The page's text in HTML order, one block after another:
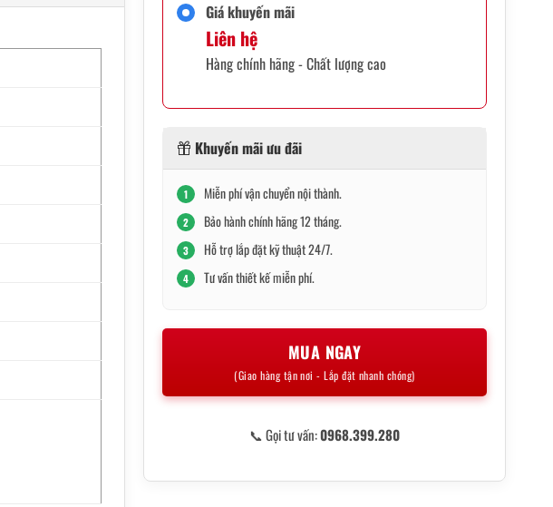
Giá khuyến mãi
Liên hệ
Hàng chính hãng - Chất lượng cao
Khuyến mãi ưu đãi
1 Miễn phí vận chuyển nội thành.
2 Bảo hành chính hãng 12 tháng.
3 Hỗ trợ lắp đặt kỹ thuật 24/7.
4 Tư vấn thiết kế miễn phí.
MUA NGAY
(Giao hàng tận nơi - Lắp đặt nhanh chóng)
📞 Gọi tư vấn:0968.399.280